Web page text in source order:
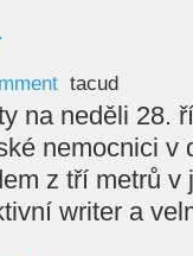
tacud
na neděli 28.
nemocnici v
z tří metrů v
writer a